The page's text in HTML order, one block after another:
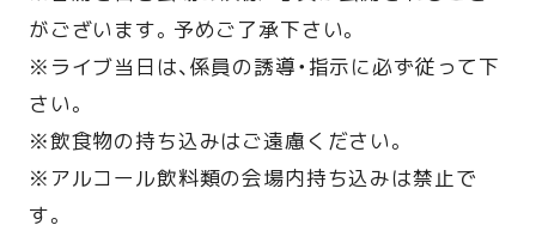
がございます。予めご了承下さい。
※ライブ当日は、係員の誘導・指示に必ず従って下
さい。
※飲食物の持ち込みはご遠慮ください。
※アルコール飲料類の会場内持ち込みは禁止で
す。